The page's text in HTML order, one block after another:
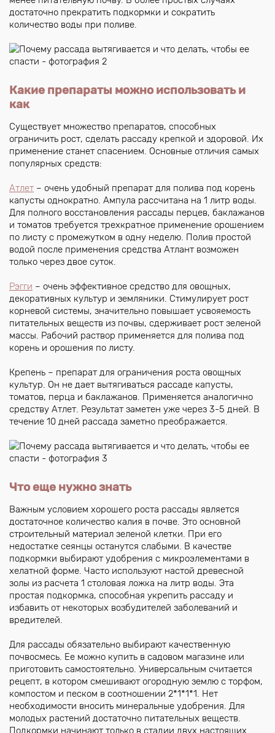
достаточно прекратить подкормки и сократить
количество воды при поливе.
Какие препараты можно использовать и
как
Существует множество препаратов, способных
ограничить рост, сделать рассаду крепкой и здоровой. Их
применение станет спасением. Основные отличия самых
популярных средств:
Атлет– очень удобный препарат для полива под корень
капусты однократно. Ампула рассчитана на 1 литр воды.
Для полного восстановления рассады перцев, баклажанов
и томатов требуется трехкратное применение орошением
по листу с промежутком в одну неделю. Полив простой
водой после применения средства Атлант возможен
только через двое суток.
Рэгги – очень эффективное средство для овощных,
декоративных культур и земляники. Стимулирует рост
корневой системы, значительно повышает усвояемость
питательных веществ из почвы, сдерживает рост зеленой
массы. Рабочий раствор применяется для полива под
корень и орошения по листу.
Крепень – препарат для ограничения роста овощных
культур. Он не дает вытягиваться рассаде капусты,
томатов, перца и баклажанов. Применяется аналогично
средству Атлет. Результат заметен уже через 3-5 дней. В
течение 10 дней рассада заметно преображается.
Что еще нужно знать
Важным условием хорошего роста рассады является
достаточное количество калия в почве. Это основной
строительный материал зеленой клетки. При его
недостатке сеянцы останутся слабыми. В качестве
подкормки выбирают удобрения с микроэлементами в
хелатной форме. Часто используют настой древесной
золы из расчета 1 столовая ложка на литр воды. Эта
простая подкормка, способная укрепить рассаду и
избавить от некоторых возбудителей заболеваний и
вредителей.
Для рассады обязательно выбирают качественную
почвосмесь. Ее можно купить в садовом магазине или
приготовить самостоятельно. Универсальным считается
рецепт, в котором смешивают огородную землю с торфом,
компостом и песком в соотношении 2*1*1*1. Нет
необходимости вносить минеральные удобрения. Для
молодых растений достаточно питательных веществ.
Подкормки начинают только в стадии двух настоящих